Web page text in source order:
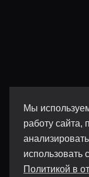
Мы
работу сайта,
использовать
Политикой в